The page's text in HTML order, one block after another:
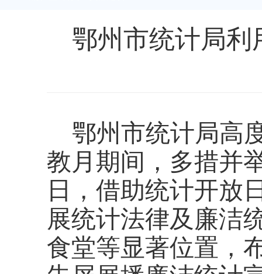
鄂州市统计局利
鄂州市统计局高
教月 期间，多措并
日， 借助统计开放
展统计法律及廉洁
食堂等显著位置，